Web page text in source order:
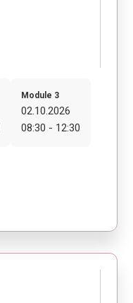
Module 3
02.10.2026
08:30 - 12:30